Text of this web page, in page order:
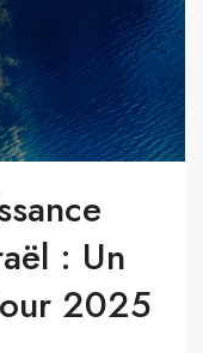
: Un
2025